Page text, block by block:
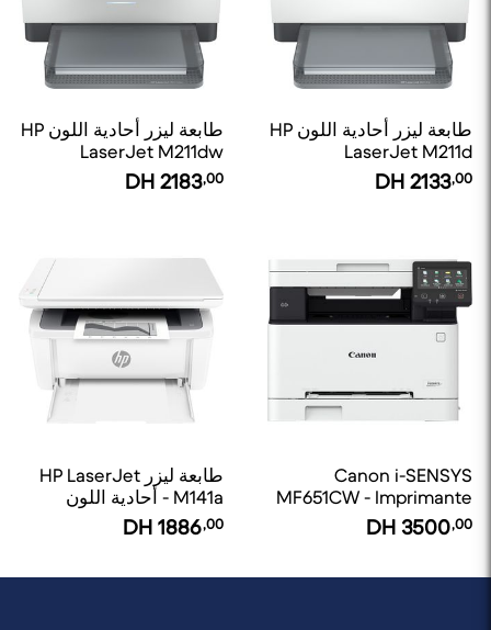
طابعة ليزر أحادية اللون HP
LaserJet M211d
2133,00
طابعة ليزر أحادية اللون HP
LaserJet M211dw
2183,00
Canon i-SENSYS
MF651CW - Imprimante
laser couleur
3500,00
طابعة ليزر HP LaserJet
M141a - أحادية اللون
ومتعددة الوظائف
1886,00